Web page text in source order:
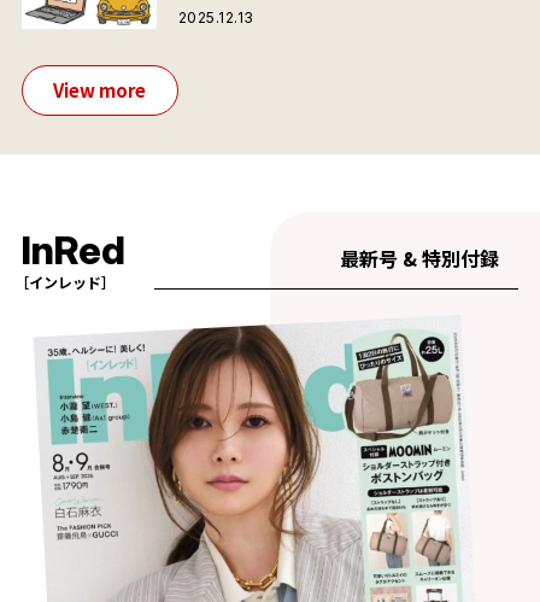
2025.12.13
View more
InRed
［インレッド］
最新号 & 特別付録